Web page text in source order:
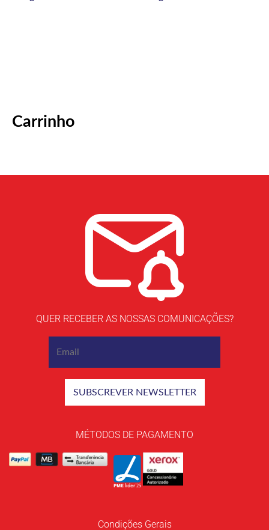
Carrinho
QUER RECEBER AS NOSSAS COMUNICAÇÕES?
MÉTODOS DE PAGAMENTO
Condições Gerais